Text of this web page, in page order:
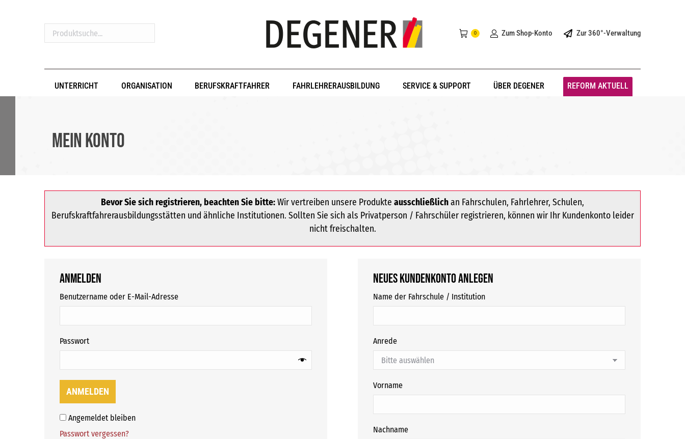
Produktsuche...
0 Zum Shop-Konto Zur 360°-Verwaltung
UNTERRICHT ORGANISATION BERUFSKRAFTFAHRER FAHRLEHRERAUSBILDUNG SERVICE & SUPPORT ÜBER DEGENER REFORM AKTUELL
Mein Konto
Bevor Sie sich registrieren, beachten Sie bitte:Wir vertreiben unsere Produkte ausschließlichan Fahrschulen, Fahrlehrer, Schulen,
Berufskraftfahrerausbildungsstätten und ähnliche Institutionen. Sollten Sie sich als Privatperson / Fahrschüler registrieren, können wir Ihr Kundenkonto leider
nicht freischalten.
Anmelden
Benutzername oder E-Mail-Adresse
Passwort
ANMELDEN
Angemeldet bleiben
Passwort vergessen?
Neues Kundenkonto anlegen
Name der Fahrschule / Institution
Anrede
Vorname
Nachname